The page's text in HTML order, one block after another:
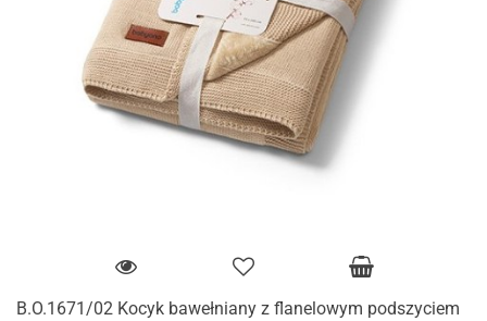
B.O.1671/02 Kocyk bawełniany z flanelowym podszyciem